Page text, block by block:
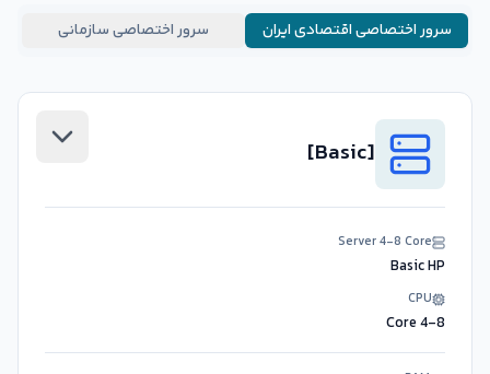
سرور اختصاصی اقتصادی ایران سرور اختصاصی سازمانی
[
Basic
]
Server4-8 Core
BasicHP
CPU
4-8 Core